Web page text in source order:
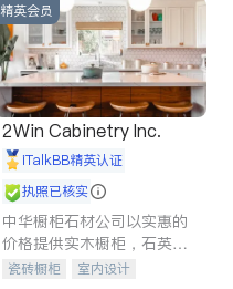
精英会员
2Win Cabinetry Inc.
iTalkBB精英认证
执照已核实
中华橱柜石材公司以实惠的
价格提供实木橱柜，石英石
台面，多种优质不锈钢水
瓷砖橱柜
室内设计